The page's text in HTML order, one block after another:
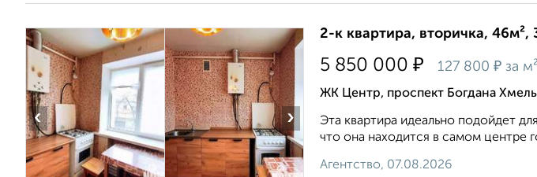
‹ ›
2-к квартира, вторичка, 46м²,
5 850 000 ₽ 127 800 ₽ за м²
ЖК Центр, проспект Богдана
Эта квартира идеально подойдет
что она находится в самом центре
Агентство, 07.08.2026